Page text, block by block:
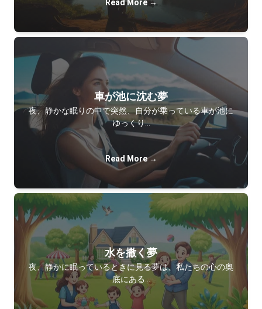
Read More →
車が池に沈む夢
夜、静かな眠りの中で突然、自分が乗っている車が池に
ゆっくり…
Read More →
水を撒く夢
夜、静かに眠っているときに見る夢は、私たちの心の奥
底にある…